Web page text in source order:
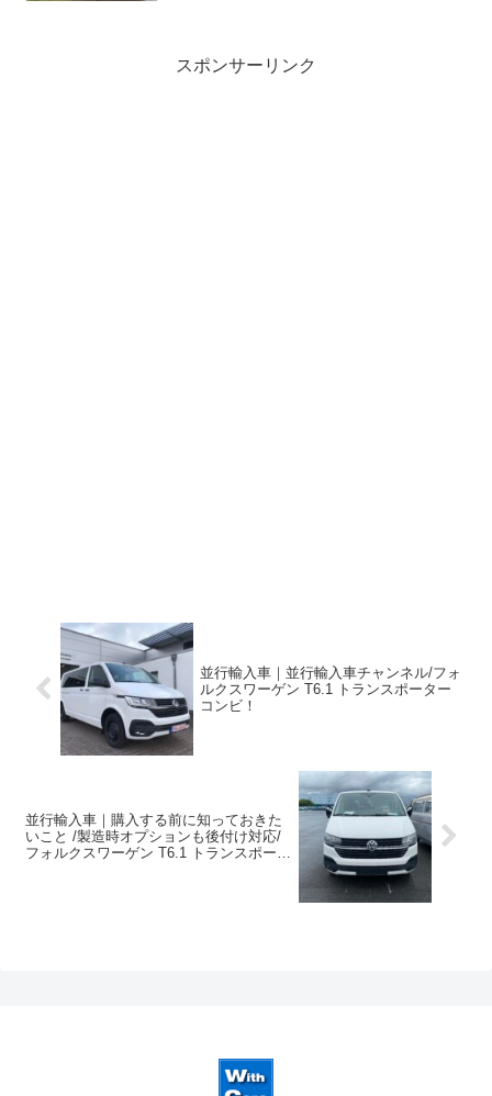
スポンサーリンク
並行輸入車｜並行輸入車チャンネル/フォ
ルクスワーゲン T6.1 トランスポーター
コンビ！
並行輸入車｜購入する前に知っておきた
いこと /製造時オプションも後付け対応/
フォルクスワーゲン T6.1 トランスポータ